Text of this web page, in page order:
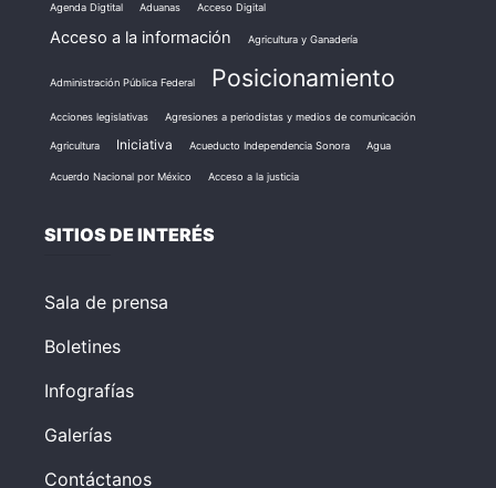
Agenda Digtital Aduanas Acceso Digital
Acceso a la información Agricultura y Ganadería
Administración Pública Federal Posicionamiento
Acciones legislativas Agresiones a periodistas y medios de comunicación
Agricultura Iniciativa Acueducto Independencia Sonora Agua
Acuerdo Nacional por México Acceso a la justicia
SITIOS DE INTERÉS
Sala de prensa
Boletines
Infografías
Galerías
Contáctanos